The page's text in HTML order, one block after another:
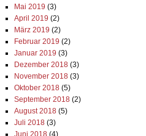
Mai 2019 (3)
April 2019 (2)
März 2019 (2)
Februar 2019 (2)
Januar 2019 (3)
Dezember 2018(3)
November 2018(3)
Oktober 2018(5)
September 2018(2)
August 2018(5)
Juli 2018(3)
Juni 2018(4)